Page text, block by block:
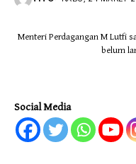
Menteri Perdagangan M Lutfi
belum
Social Media